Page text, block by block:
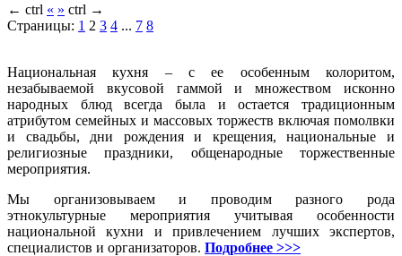
← ctrl « » ctrl →
Страницы: 1 2 3 4 ... 7 8
Национальная кухня – с ее особенным колоритом,
незабываемой вкусовой гаммой и множеством исконно
народных блюд всегда была и остается традиционным
атрибутом семейных и массовых торжеств включая помолвки
и свадьбы, дни рождения и крещения, национальные и
религиозные праздники, общенародные торжественные
мероприятия.
Мы организовываем и проводим разного рода
этнокультурные мероприятия учитывая особенности
национальной кухни и привлечением лучших экспертов,
специалистов и организаторов. Подробнее >>>